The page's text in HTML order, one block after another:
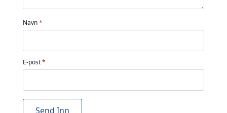
Navn*
E-post*